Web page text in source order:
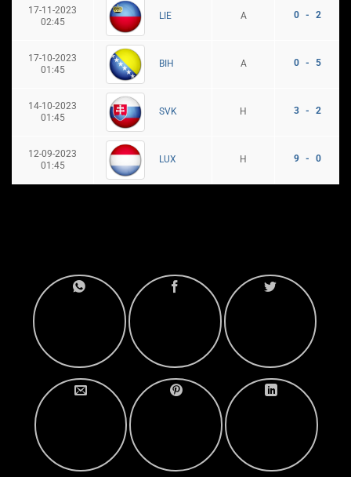
17-11-2023
02:45
LIE A 0 - 2
17-10-2023
01:45
BIH A 0 - 5
14-10-2023
01:45
SVK H 3 - 2
12-09-2023
01:45
LUX H 9 - 0